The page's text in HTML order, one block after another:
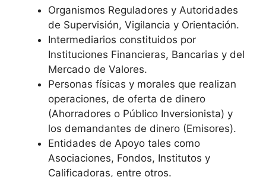
Organismos Reguladores y Autoridades
de Supervisión, Vigilancia y Orientación.
Intermediarios constituidos por
Instituciones Financieras, Bancarias y del
Mercado de Valores.
Personas físicas y morales que realizan
operaciones, de oferta de dinero
(Ahorradores o Público Inversionista) y
los demandantes de dinero (Emisores).
Entidades de Apoyo tales como
Asociaciones, Fondos, Institutos y
Calificadoras, entre otros.